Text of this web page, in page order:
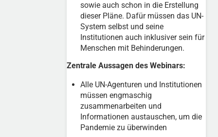
sowie auch schon in die Erstellung
dieser Pläne. Dafür müssen das UN-
System selbst und seine
Institutionen auch inklusiver sein für
Menschen mit Behinderungen.
Zentrale Aussagen des Webinars:
Alle UN-Agenturen und Institutionen
müssen engmaschig
zusammenarbeiten und
Informationen austauschen, um die
Pandemie zu überwinden